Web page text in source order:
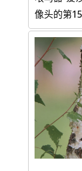
像头的第